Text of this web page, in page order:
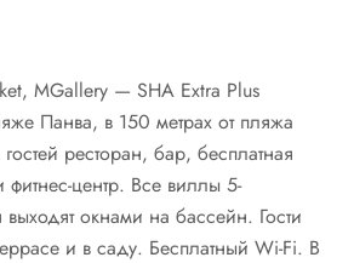
MGallery — SHA Extra Plus
Панва, в 150 метрах от пляжа
ресторан, бар, бесплатная
фитнес-центр. Все виллы 5-
выходят окнами на бассейн. Гости
и в саду. Бесплатный Wi-Fi. В